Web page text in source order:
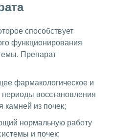
способствует
функционирования
Препарат
фармакологическое и
периоды восстановления
камней из почек;
нормальную работу
и почек;